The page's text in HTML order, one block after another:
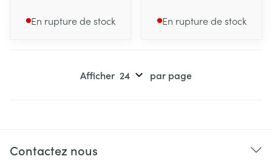
En rupture de stock En rupture de stock
Afficher par page
Contactez nous